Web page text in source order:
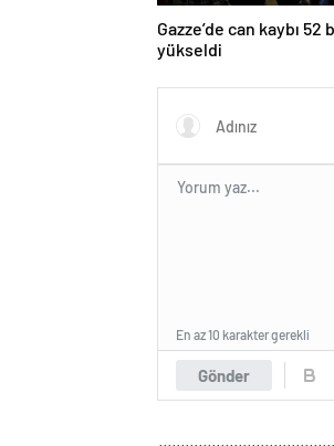
Gazze’de can kaybı 52
yükseldi
Gönder